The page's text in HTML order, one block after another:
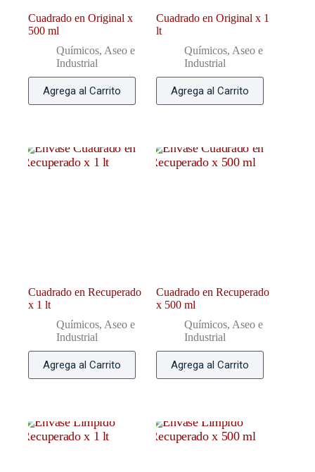
Cuadrado en Original x
500 ml
Químicos, Aseo e
Industrial
Agrega al Carrito
Cuadrado en Original x 1
lt
Químicos, Aseo e
Industrial
Agrega al Carrito
Cuadrado en Recuperado
x 1 lt
Químicos, Aseo e
Industrial
Agrega al Carrito
Cuadrado en Recuperado
x 500 ml
Químicos, Aseo e
Industrial
Agrega al Carrito